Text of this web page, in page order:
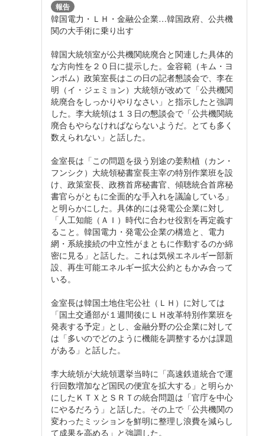
報告
韓国電力・ＬＨ・金融公企業…韓国政府、公共機
関の大手術に乗り出す
韓国大統領室が公共機関統廃合と関連した具体的
な方向性を２０日に提示した。金容範（キム・ヨ
ンボム）政策室長はこの日の記者懇談会で、李在
明（イ・ジェミョン）大統領が改めて「公共機関
統廃合をしっかりやりなさい」と指示したと強調
した。李大統領は１３日の懇談会で「公共機関統
廃合もやらなければならないようだ。とても多く
数えられない」と話した。
金室長は「この問題を扱う別途の姜勲植（カン・
フンシク）大統領秘書室長主宰の特別作業班を設
け、政策室長、政務首席秘書官、傾聴統合首席秘
書官らがともに全面的な手入れを議論している」
と明らかにした。具体的には発電公企業に対し
「人工知能（ＡＩ）時代に合わせ役割を再定義す
ること。韓国電力・発電公企業の構造と、電力
網・系統接続の中立性がまともに作動するのか綿
密に見る」と話した。これは気候エネルギー部新
設、再生可能エネルギー拡大公約ともかみ合って
いる。
金室長は韓国土地住宅公社（ＬＨ）に対しては
「国土交通部が１週間後にＬＨ改革特別作業班を
発表する予定」とし、金融分野の公企業に対して
は「多いのでどのように機能を調整するかは課題
がある」と話した。
李大統領が大統領選挙当時に「高速鉄道統合で運
行回数増加など国民の便宜を拡大する」と明らか
にしたＫＴＸとＳＲＴの統合問題は「官庁を中心
にやるだろう」と話した。その上で「公共機関の
変わったミッションを鮮明に整理し浪費を減らし
て成果を高める」と強調した。